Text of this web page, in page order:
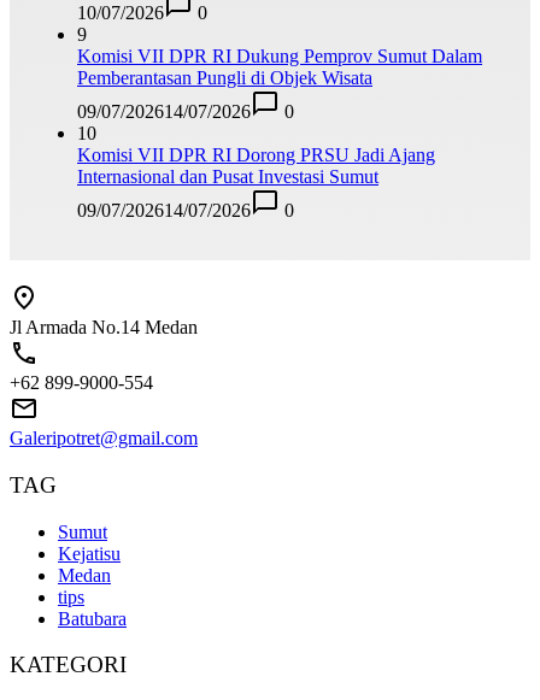
10/07/2026
0
9
Komisi VII DPR RI Dukung Pemprov Sumut Dalam
Pemberantasan Pungli di Objek Wisata
09/07/202614/07/2026
0
10
Komisi VII DPR RI Dorong PRSU Jadi Ajang
Internasional dan Pusat Investasi Sumut
09/07/202614/07/2026 0
Jl Armada No.14 Medan
+62 899-9000-554
Galeripotret@gmail.com
TAG
Sumut
Kejatisu
Medan
tips
Batubara
KATEGORI